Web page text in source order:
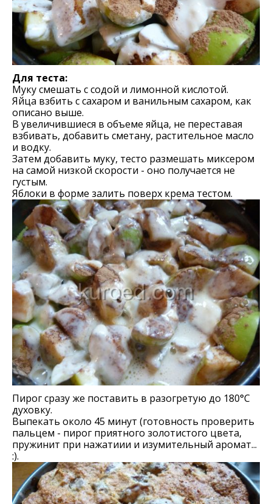
Для теста:
Муку смешать с содой и лимонной кислотой.
Яйца взбить с сахаром и ванильным сахаром, как
описано выше.
В увеличившиеся в объеме яйца, не переставая
взбивать, добавить сметану, растительное масло
и водку.
Затем добавить муку, тесто размешать миксером
на самой низкой скорости - оно получается не
густым.
Яблоки в форме залить поверх крема тестом.
Пирог сразу же поставить в разогретую до 180°С
духовку.
Выпекать около 45 минут (готовность проверить
пальцем - пирог приятного золотистого цвета,
пружинит при нажатиии и изумительный аромат...
:).